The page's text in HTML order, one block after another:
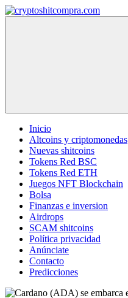
Saltar
al
Inicio
Altcoins y criptomonedas
Nuevas shitcoins
Tokens Red BSC
Tokens Red ETH
Juegos NFT Blockchain
Bolsa
Finanzas e inversion
Airdrops
SCAM shitcoins
Política privacidad
Anúnciate
Contacto
Predicciones